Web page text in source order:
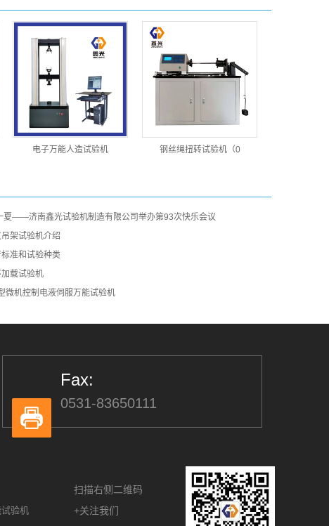
电子万能人造试验机 钢丝绳扭转试验机（0
夏——济南鑫光试验机制造有限公司举办第93次快乐会议
架试验机介绍
准和试验种类
载试验机
微机控制电液伺服万能试验机
Fax:
0531-83650111
验机
扫描右侧二维码
+关注我们